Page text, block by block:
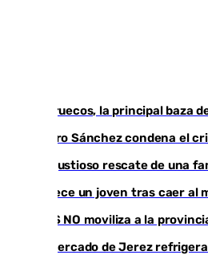
Marruecos, la principal baza
Pedro Sánchez condena el
Angustioso rescate de una
Fallece un joven tras caer
CIES NO moviliza a la
El mercado de Jerez